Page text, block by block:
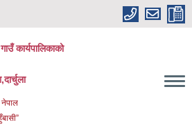
कार्यपालिकाको